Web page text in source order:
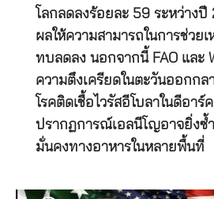
โลกลดลงร้อยละ 59 ระหว่าง
ผลให้ความสามารถในการช่วย
ทบลดลง นอกจากนี้ FAO และ
ความตึงเครียดในตะวันออกกล
โรคติดเชื้อไวรัสอีโบลาในดีอาร์
ปรากฏการณ์เอลนีโญอาจยิ่งซ้
มั่นคงทางอาหารในหลายพื้นที่